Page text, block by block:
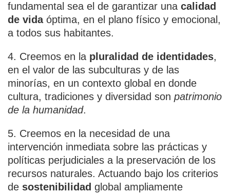
fundamental sea el de garantizar una calidad
de vidaóptima, en el plano físico y emocional,
a todos sus habitantes.
4. Creemos en la pluralidad de identidades,
en el valor de las subculturas y de las
minorías, en un contexto global en donde
cultura, tradiciones y diversidad son patrimonio
de la humanidad.
5. Creemos en la necesidad de una
intervención inmediata sobre las prácticas y
políticas perjudiciales a la preservación de los
recursos naturales. Actuando bajo los criterios
de sostenibilidad global ampliamente